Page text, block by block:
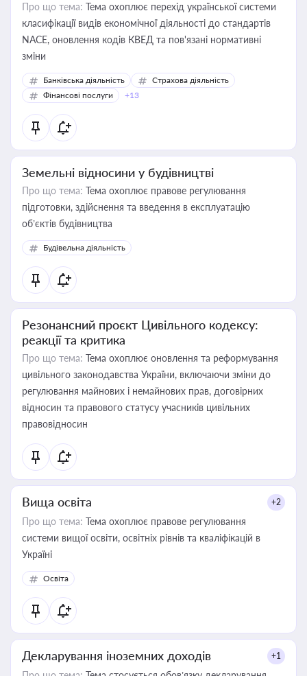
Про що тема: Тема охоплює перехід української системи
класифікації видів економічної діяльності до стандартів
NACE, оновлення кодів КВЕД та пов'язані нормативні
зміни
Банківська діяльність
Страхова діяльність
Фінансові послуги
+13
Земельні відносини у будівництві
Про що тема: Тема охоплює правове регулювання
підготовки, здійснення та введення в експлуатацію
об’єктів будівництва
Будівельна діяльність
Резонансний проєкт Цивільного кодексу:
реакції та критика
Про що тема: Тема охоплює оновлення та реформування
цивільного законодавства України, включаючи зміни до
регулювання майнових і немайнових прав, договірних
відносин та правового статусу учасників цивільних
правовідносин
Вища освіта +2
Про що тема: Тема охоплює правове регулювання
системи вищої освіти, освітніх рівнів та кваліфікацій в
Україні
Освіта
Декларування іноземних доходів +1